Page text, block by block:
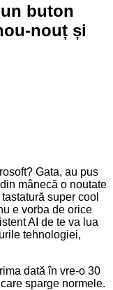
buton
nouț și
Gata, au pus
mânecă o noutate
super cool
e vorba de orice
AI de te va lua
tehnologiei,
dată în vre-o 30
sparge normele.